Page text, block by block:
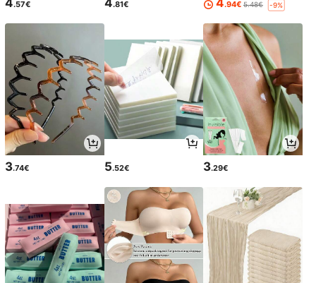
.57€ .81€ .94€ 5.48€ -9%
3.74€ 5.52€ 3.29€